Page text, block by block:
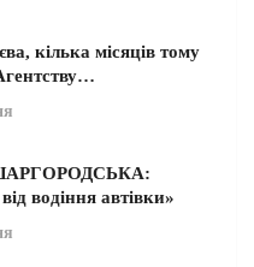
кілька місяців тому
водіння автівки»